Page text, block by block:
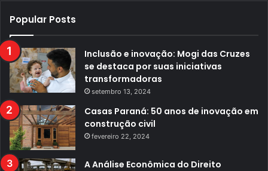
Popular Posts
Inclusão e inovação: Mogi das Cruzes
se destaca por suas iniciativas
transformadoras
setembro 13, 2024
Casas Paraná: 50 anos de inovação em
construção civil
fevereiro 22, 2024
A Análise Econômica do Direito